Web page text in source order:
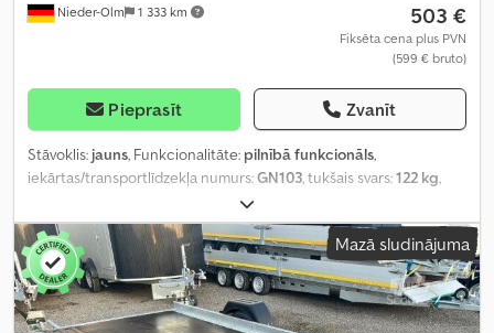
Nieder-Olm 1 333 km 503 €
Fiksēta cena plus PVN
(599 € bruto)
Pieprasīt Zvanīt
Stāvoklis: jauns, Funkcionalitāte: pilnībā funkcionāls,
iekārtas/transportlīdzekļa numurs:GN103, tukšais svars:122 kg,
, kopējais svars:
konfigurācija:1 ass, krautuves garums:2 020 mm, iekraušanas
vietas platums:
1 140 mm, iekraušanas telpas augstums:260 mm,
Mazā sludinājuma